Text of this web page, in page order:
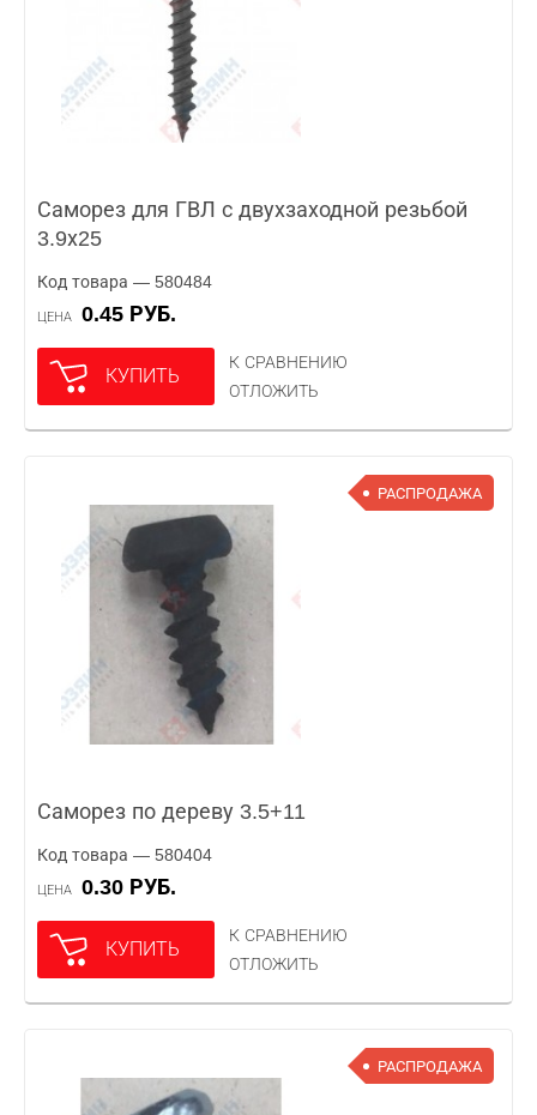
Саморез для ГВЛ с двухзаходной резьбой
3.9х25
Код товара — 580484
ЦЕНА 0.45 РУБ.
КУПИТЬ
К СРАВНЕНИЮ
ОТЛОЖИТЬ
РАСПРОДАЖА
Саморез по дереву 3.5+11
Код товара — 580404
ЦЕНА 0.30 РУБ.
КУПИТЬ
К СРАВНЕНИЮ
ОТЛОЖИТЬ
РАСПРОДАЖА